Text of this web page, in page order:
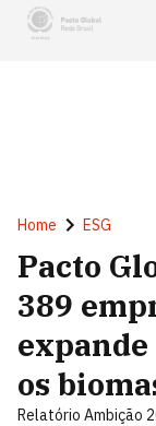
Home ESG
Pacto
389
expande
os
Relatório Ambição